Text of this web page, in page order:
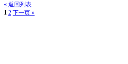
« 返回列表
1 2 下一页 »